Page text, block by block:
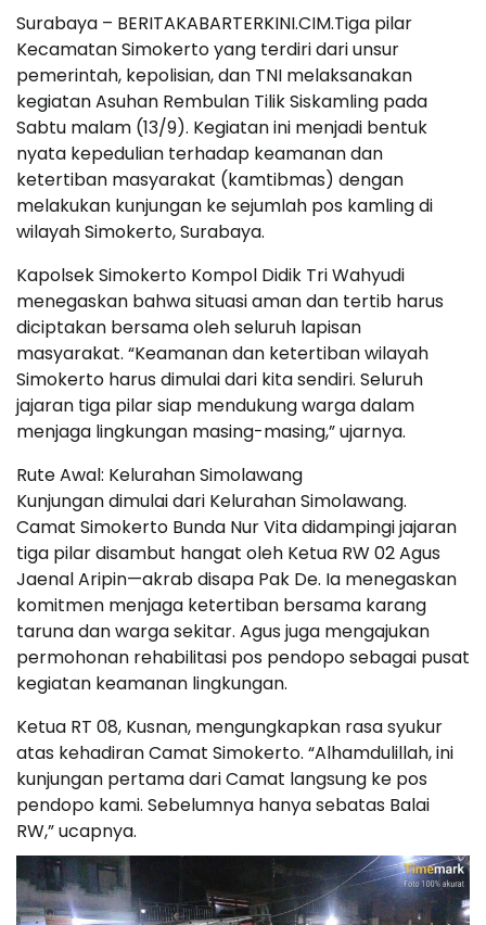
Surabaya – BERITAKABARTERKINI.CIM.Tiga pilar
Kecamatan Simokerto yang terdiri dari unsur
pemerintah, kepolisian, dan TNI melaksanakan
kegiatan Asuhan Rembulan Tilik Siskamling pada
Sabtu malam (13/9). Kegiatan ini menjadi bentuk
nyata kepedulian terhadap keamanan dan
ketertiban masyarakat (kamtibmas) dengan
melakukan kunjungan ke sejumlah pos kamling di
wilayah Simokerto, Surabaya.
Kapolsek Simokerto Kompol Didik Tri Wahyudi
menegaskan bahwa situasi aman dan tertib harus
diciptakan bersama oleh seluruh lapisan
masyarakat. “Keamanan dan ketertiban wilayah
Simokerto harus dimulai dari kita sendiri. Seluruh
jajaran tiga pilar siap mendukung warga dalam
menjaga lingkungan masing-masing,” ujarnya.
Rute Awal: Kelurahan Simolawang
Kunjungan dimulai dari Kelurahan Simolawang.
Camat Simokerto Bunda Nur Vita didampingi jajaran
tiga pilar disambut hangat oleh Ketua RW 02 Agus
Jaenal Aripin—akrab disapa Pak De. Ia menegaskan
komitmen menjaga ketertiban bersama karang
taruna dan warga sekitar. Agus juga mengajukan
permohonan rehabilitasi pos pendopo sebagai pusat
kegiatan keamanan lingkungan.
Ketua RT 08, Kusnan, mengungkapkan rasa syukur
atas kehadiran Camat Simokerto. “Alhamdulillah, ini
kunjungan pertama dari Camat langsung ke pos
pendopo kami. Sebelumnya hanya sebatas Balai
RW,” ucapnya.